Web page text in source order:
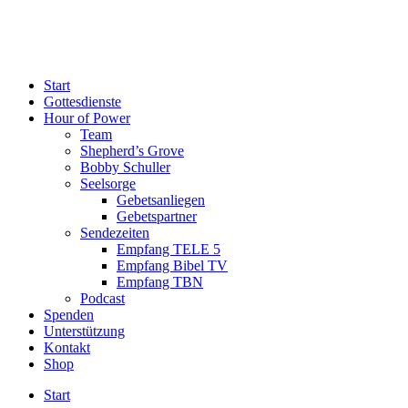
Start
Gottesdienste
Hour of Power
Team
Shepherd’s Grove
Bobby Schuller
Seelsorge
Gebetsanliegen
Gebetspartner
Sendezeiten
Empfang TELE 5
Empfang Bibel TV
Empfang TBN
Podcast
Spenden
Unterstützung
Kontakt
Shop
Start